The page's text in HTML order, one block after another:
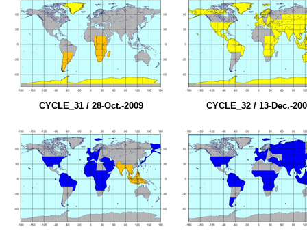
CYCLE_31 / 28-Oct.-2009 CYCLE_32 / 13-Dec.-